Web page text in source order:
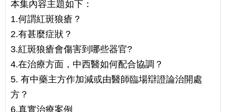
本集內容主題如下：
1.何謂紅斑狼瘡？
2.有甚麼症狀？
3.紅斑狼瘡會傷害到哪些器官?
4.在治療方面，中西醫如何配合協調？
5. 有中藥主方作加減或由醫師臨場辯證論治開處
方？
6.真實治療案例